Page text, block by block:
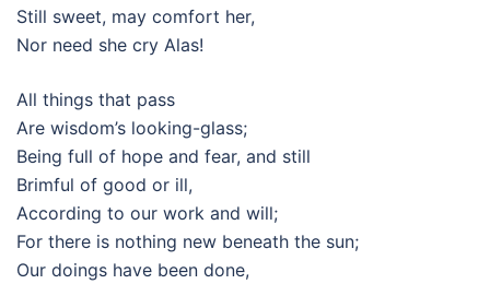
Still sweet, may comfort her,
Nor need she cry Alas!
All things that pass
Are wisdom’s looking-glass;
Being full of hope and fear, and still
Brimful of good or ill,
According to our work and will;
For there is nothing new beneath the sun;
Our doings have been done,